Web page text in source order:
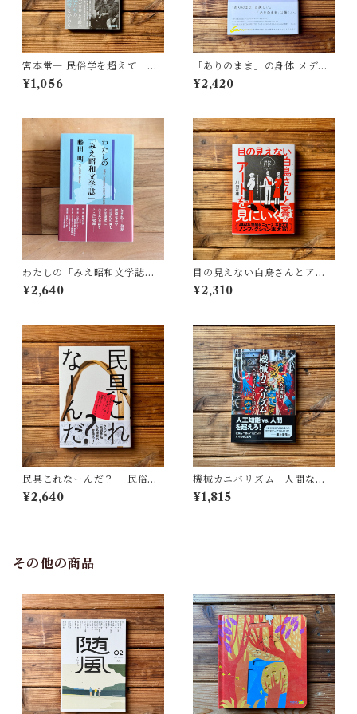
宮本常一 民俗学を超えて｜木
村 哲也
¥1,056
「ありのまま」の身体 メディ
アが描く私の見た目 | 藤嶋 陽
子(著)
¥2,420
わたしの「みえ昭和文学誌」 |
藤田 明
¥2,640
目の見えない白鳥さんとアー
トを見にいく | 川内 有緒
¥2,310
民具これなーんだ？ ―民俗学
者・宮本常一が美術大学に遺
した民具コレクション | 加藤幸
¥2,640
機械カニバリズム 人間なき
あとの人類学へ｜久保 明教
¥1,815
その他の商品